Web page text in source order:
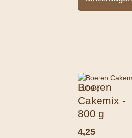
Boeren
Cakemix -
800 g
4,25